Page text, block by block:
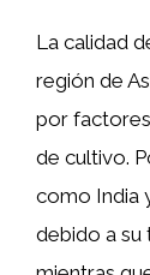
La calidad
región de
por
de cultivo.
como India
debido a su